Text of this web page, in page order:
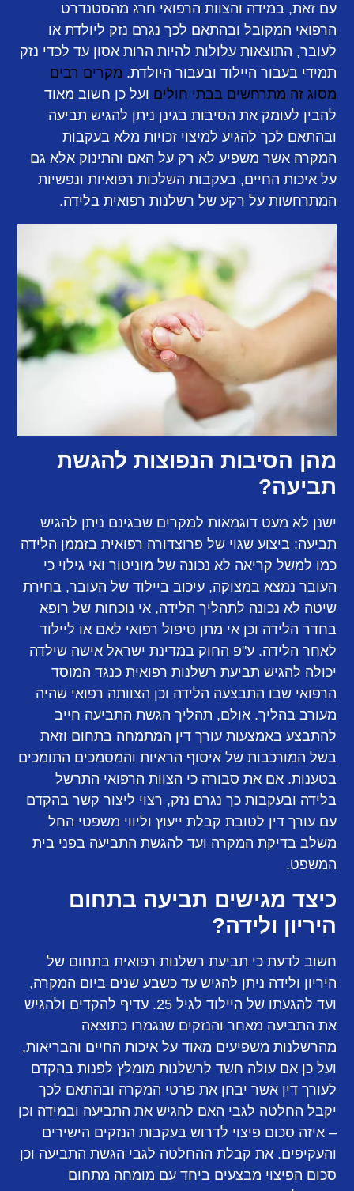
עם זאת, במידה והצוות הרפואי חרג מהסטנדרט
הרפואי המקובל ובהתאם לכך נגרם נזק ליולדת או
לעובר, התוצאות עלולות להיות הרות אסון עד לכדי נזק
תמידי בעבור היילוד ובעבור היולדת. מקרים רבים
מסוג זה מתרחשים בבתי חולים ועל כן חשוב מאוד
להבין לעומק את הסיבות בגינן ניתן להגיש תביעה
ובהתאם לכך להגיע למיצוי זכויות מלא בעקבות
המקרה אשר משפיע לא רק על האם והתינוק אלא גם
על איכות החיים, בעקבות השלכות רפואיות ונפשיות
המתרחשות על רקע של רשלנות רפואית בלידה.
מהן הסיבות הנפוצות להגשת
תביעה?
ישנן לא מעט דוגמאות למקרים שבגינם ניתן להגיש
תביעה: ביצוע שגוי של פרוצדורה רפואית בזממן הלידה
כמו למשל קריאה לא נכונה של מוניטור ואי גילוי כי
העובר נמצא במצוקה, עיכוב ביילוד של העובר, בחירת
שיטה לא נכונה לתהליך הלידה, אי נוכחות של רופא
בחדר הלידה וכן אי מתן טיפול רפואי לאם או ליילוד
לאחר הלידה. ע"פ החוק במדינת ישראל אישה שילדה
יכולה להגיש תביעת רשלנות רפואית כנגד המוסד
הרפואי שבו התבצעה הלידה וכן הצוותה רפואי שהיה
מעורב בהליך. אולם, תהליך הגשת התביעה חייב
להתבצע באמצעות עורך דין המתמחה בתחום וזאת
בשל המורכבות של איסוף הראיות והמסמכים התומכים
בטענות. אם את סבורה כי הצוות הרפואי התרשל
בלידה ובעקבות כך נגרם נזק, רצוי ליצור קשר בהקדם
עם עורך דין לטובת קבלת ייעוץ וליווי משפטי החל
משלב בדיקת המקרה ועד להגשת התביעה בפני בית
המשפט.
כיצד מגישים תביעה בתחום
היריון ולידה?
חשוב לדעת כי תביעת רשלנות רפואית בתחום של
היריון ולידה ניתן להגיש עד כשבע שנים ביום המקרה,
ועד להגעתו של היילוד לגיל 25. עדיף להקדים ולהגיש
את התביעה מאחר והנזקים שנגמרו כתוצאה
מהרשלנות משפיעים מאוד על איכות החיים והבריאות,
ועל כן אם עולה חשד לרשלנות מומלץ לפנות בהקדם
לעורך דין אשר יבחן את פרטי המקרה ובהתאם לכך
יקבל החלטה לגבי האם להגיש את התביעה ובמידה וכן
– איזה סכום פיצוי לדרוש בעקבות הנזקים הישירים
והעקיפים. את קבלת ההחלטה לגבי הגשת התביעה וכן
סכום הפיצוי מבצעים ביחד עם מומחה מתחום